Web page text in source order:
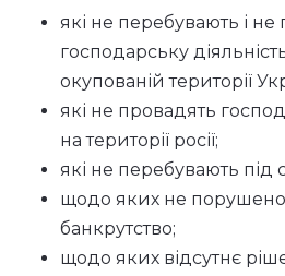
які не перебувають і не
господарську
окупованій території
які не провадять
на території росії;
які не перебувають під
щодо яких не
банкрутство;
щодо яких відсутнє